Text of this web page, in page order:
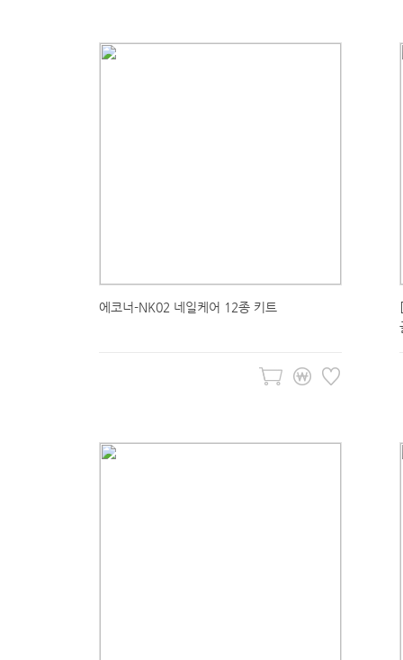
에코너-NK02 네일케어 12종 키트